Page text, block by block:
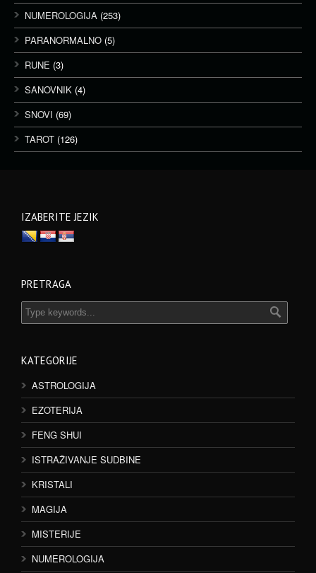
NUMEROLOGIJA (253)
PARANORMALNO (5)
RUNE (3)
SANOVNIK (4)
SNOVI (69)
TAROT (126)
IZABERITE JEZIK
PRETRAGA
KATEGORIJE
ASTROLOGIJA
EZOTERIJA
FENG SHUI
ISTRAŽIVANJE SUDBINE
KRISTALI
MAGIJA
MISTERIJE
NUMEROLOGIJA